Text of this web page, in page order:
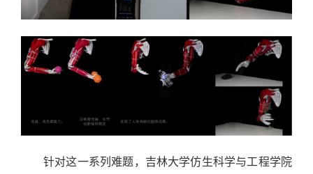
针对这一系列难题，吉林大学仿生科学与工程学院